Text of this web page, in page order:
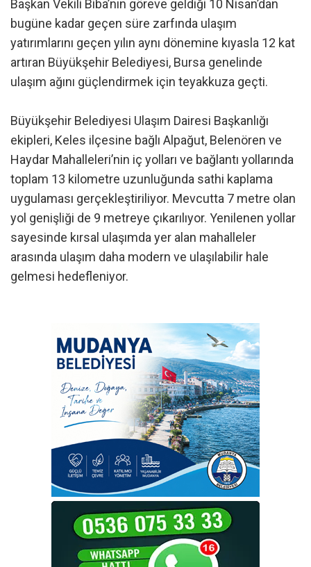
Başkan Vekili Biba’nın göreve geldiği 10 Nisan’dan
bugüne kadar geçen süre zarfında ulaşım
yatırımlarını geçen yılın aynı dönemine kıyasla 12 kat
artıran Büyükşehir Belediyesi, Bursa genelinde
ulaşım ağını güçlendirmek için teyakkuza geçti.
Büyükşehir Belediyesi Ulaşım Dairesi Başkanlığı
ekipleri, Keles ilçesine bağlı Alpağut, Belenören ve
Haydar Mahalleleri’nin iç yolları ve bağlantı yollarında
toplam 13 kilometre uzunluğunda sathi kaplama
uygulaması gerçekleştiriliyor. Mevcutta 7 metre olan
yol genişliği de 9 metreye çıkarılıyor. Yenilenen yollar
sayesinde kırsal ulaşımda yer alan mahalleler
arasında ulaşım daha modern ve ulaşılabilir hale
gelmesi hedefleniyor.